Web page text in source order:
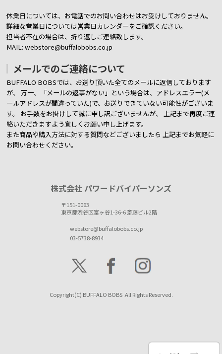
休業日については、お電話でのお問い合わせはお受けしておりません。
詳細な営業日については営業日カレンダーをご確認ください。
担当者不在の場合は、折り返しご連絡致します。
MAIL: webstore@buffalobobs.co.jp
メールでのご連絡について
BUFFALO BOBSでは、お送り頂いた全てのメールに返信しております
が、 万一、「メールの返事がない」という場合は、アドレスエラー(メ
ールアドレスが間違っていた)で、お送りできていない可能性がございま
す。 お手数をお掛けして誠に申し訳ございませんが、 上記まで再度ご連
絡いただきますよう宜しくお願い申し上げます。
また商品や購入方法に対する質問などございましたら上記までお気軽に
お問い合わせください。
株式会社 パワードバイパーソンズ
〒151-0063
東京都渋谷区富ヶ谷1-36-6 斎藤ビル2階
webstore@buffalobobs.co.jp
03-5738-8934
Copyright(C) BUFFALO BOBS .All Rights Reserved.